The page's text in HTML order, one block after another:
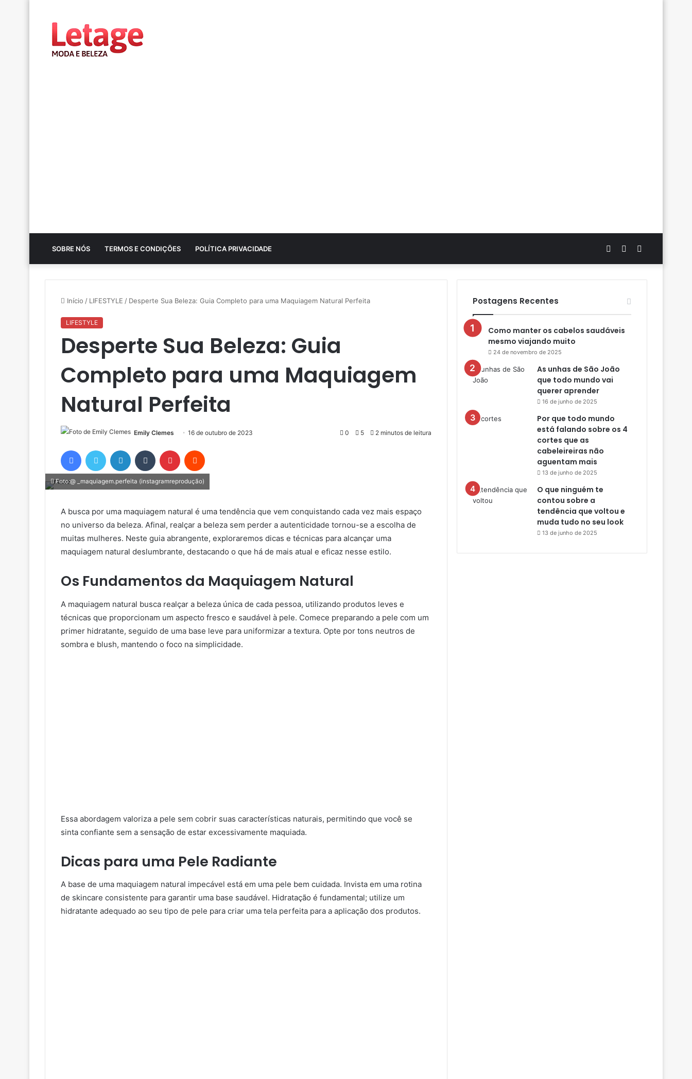
SOBRE NÓS TERMOS E CONDIÇÕES POLÍTICA PRIVACIDADE
por
Switch
skin
Artigo
aleatório
Início / LIFESTYLE / Desperte Sua Beleza: Guia Completo para uma Maquiagem Natural Perfeita
LIFESTYLE
Desperte Sua Beleza: Guia
Completo para uma Maquiagem
Natural Perfeita
Emily Clemes 16 de outubro de 2023 0 5 2 minutos de leitura
FacebookTwitter Linkedin Tumblr Pinterest
Foto:@ _maquiagem.perfeita (instagramreprodução)
A busca por uma maquiagem natural é uma tendência que vem conquistando cada vez mais espaço
no universo da beleza. Afinal, realçar a beleza sem perder a autenticidade tornou-se a escolha de
muitas mulheres. Neste guia abrangente, exploraremos dicas e técnicas para alcançar uma
maquiagem natural deslumbrante, destacando o que há de mais atual e eficaz nesse estilo.
Os Fundamentos da Maquiagem Natural
A maquiagem natural busca realçar a beleza única de cada pessoa, utilizando produtos leves e
técnicas que proporcionam um aspecto fresco e saudável à pele. Comece preparando a pele com um
primer hidratante, seguido de uma base leve para uniformizar a textura. Opte por tons neutros de
sombra e blush, mantendo o foco na simplicidade.
Essa abordagem valoriza a pele sem cobrir suas características naturais, permitindo que você se
sinta confiante sem a sensação de estar excessivamente maquiada.
Dicas para uma Pele Radiante
A base de uma maquiagem natural impecável está em uma pele bem cuidada. Invista em uma rotina
de skincare consistente para garantir uma base saudável. Hidratação é fundamental; utilize um
hidratante adequado ao seu tipo de pele para criar uma tela perfeita para a aplicação dos produtos.
Postagens Recentes
Como manter os cabelos saudáveis
mesmo viajando muito
24 de novembro de 2025
As unhas de São João
que todo mundo vai
querer aprender
16 de junho de 2025
Por que todo mundo
está falando sobre os 4
cortes que as
cabeleireiras não
aguentam mais
13 de junho de 2025
O que ninguém te
contou sobre a
tendência que voltou e
muda tudo no seu look
13 de junho de 2025